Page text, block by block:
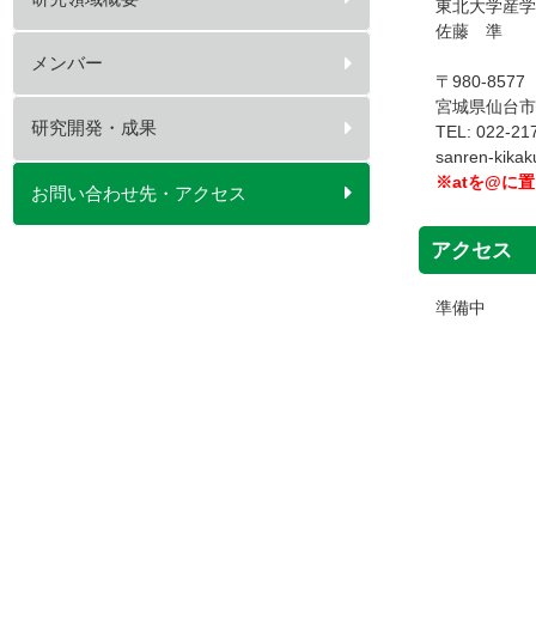
東北大学産
佐藤 準
〒980-8577
宮城県仙台
TEL: 022-
sanren-
※atを@に
アクセス
準備中
メンバー
研究開発・成果
お問い合わせ先・アクセス